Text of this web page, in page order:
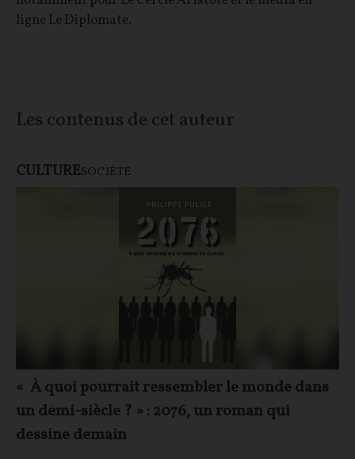
ligne Le Diplomate.
Les contenus de cet auteur
CULTURESOCIÉTÉ
« À quoi pourrait ressembler le monde dans
un demi-siècle ? » : 2076, un roman qui
dessine demain